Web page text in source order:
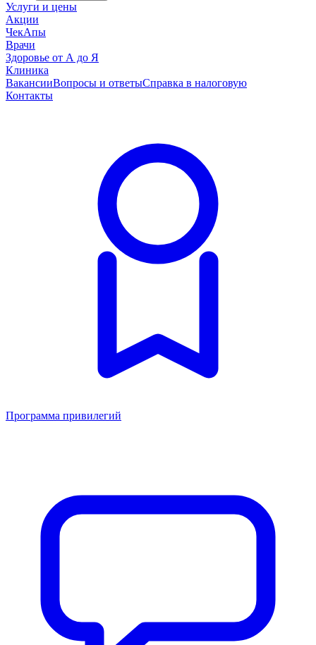
Услуги и цены
Акции
ЧекАпы
Врачи
Здоровье от А до Я
Клиника
ВакансииВопросы и ответыСправка в налоговую
Контакты
Программа привилегий